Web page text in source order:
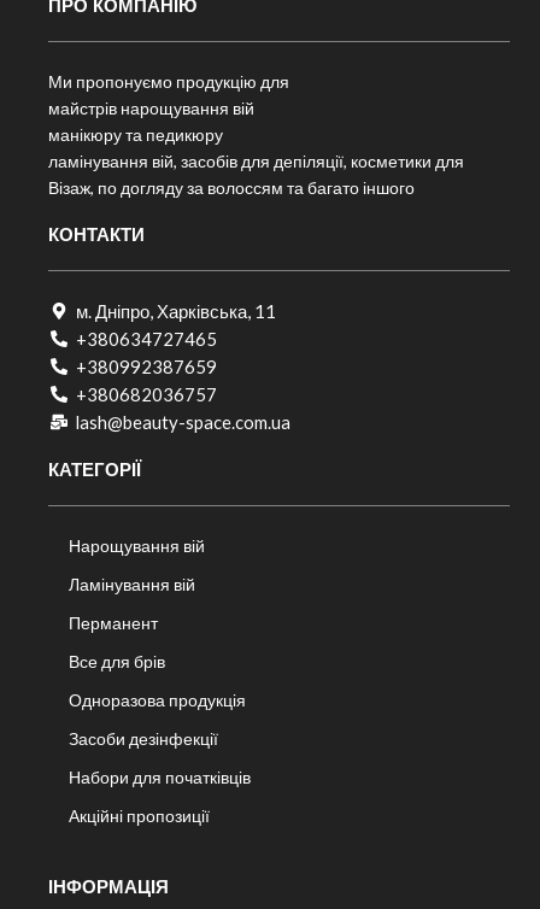
ПРО КОМПАНІЮ
Ми пропонуємо продукцію для
майстрів нарощування вій
манікюру та педикюру
ламінування вій, засобів для депіляції, косметики для
Візаж, по догляду за волоссям та багато іншого
КОНТАКТИ
м. Дніпро, Харківська, 11
+380634727465
+380992387659
+380682036757​
lash@beauty-space.com.ua
КАТЕГОРІЇ
Нарощування вій
Ламінування вій
Перманент
Все для брів
Одноразова продукція
Засоби дезінфекції
Набори для початківців
Акційні пропозиції
ІНФОРМАЦІЯ